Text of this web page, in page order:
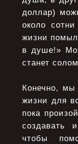
доллар)
около
жизни
в душе!»
станет
Конечно, мы
жизни для
пока
создавать
чтобы